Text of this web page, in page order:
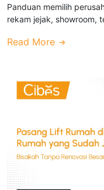
Panduan memilih
rekam jejak, showroom,
Read More